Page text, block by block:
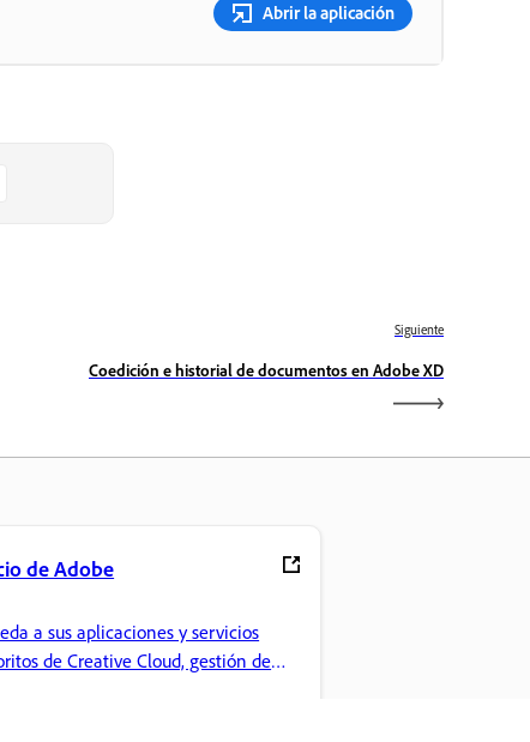
Abrir la aplicación
Siguiente
Coedición e historial de documentos en Adobe XD
de Adobe
a sus aplicaciones y servicios
de Creative Cloud, gestión de